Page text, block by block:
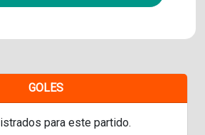
GOLES
para este partido.